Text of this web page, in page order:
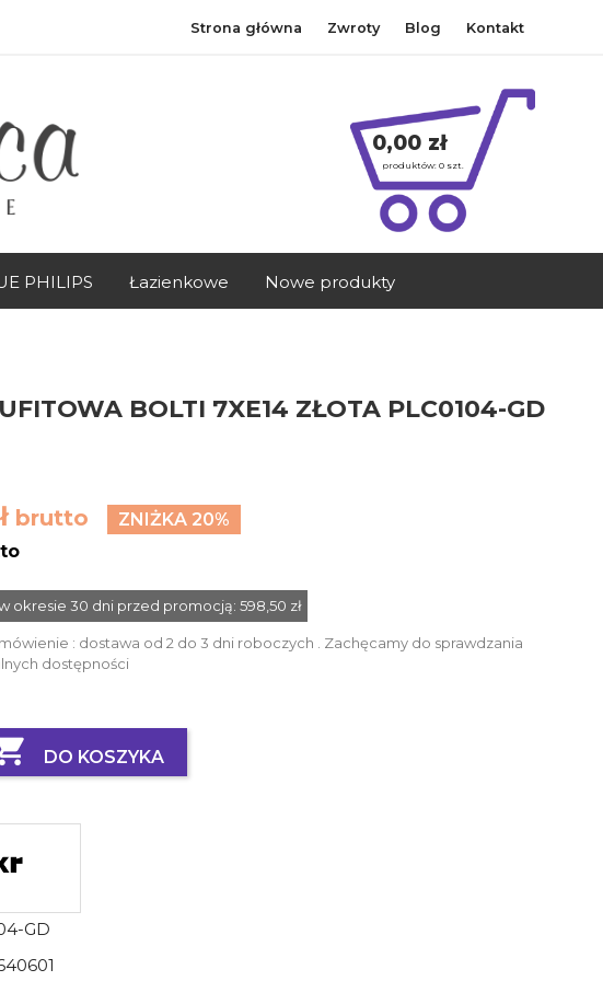
Strona główna Zwroty Blog Kontakt
0,00 zł
produktów: 0szt.
PHILIPS Łazienkowe Nowe produkty
BOLTI 7XE14 ZŁOTA PLC0104-GD
brutto
ZNIŻKA 20%
okresie 30 dni przed promocją: 598,50 zł
: dostawa od 2 do 3 dni roboczych . Zachęcamy do sprawdzania
dostępności
DO KOSZYKA
GD